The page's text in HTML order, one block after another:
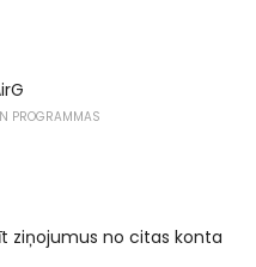
PROGRAMMAS
ziņojumus no citas konta